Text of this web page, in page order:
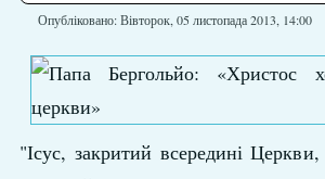
Опубліковано: Вівторок, 05 листопада 2013, 14:00
"Ісус, закритий всередині